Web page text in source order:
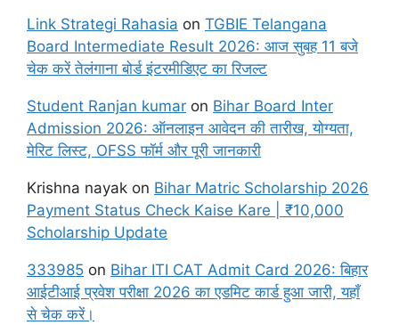
Link Strategi Rahasia on TGBIE Telangana
Board Intermediate Result 2026: आज सुबह 11 बजे
चेक करें तेलंगाना बोर्ड इंटरमीडिएट का रिजल्ट
Student Ranjan kumar on Bihar Board Inter
Admission 2026: ऑनलाइन आवेदन की तारीख, योग्यता,
मेरिट लिस्ट, OFSS फॉर्म और पूरी जानकारी
Krishna nayak on Bihar Matric Scholarship 2026
Payment Status Check Kaise Kare | ₹10,000
Scholarship Update
333985 on Bihar ITI CAT Admit Card 2026: बिहार
आईटीआई प्रवेश परीक्षा 2026 का एडमिट कार्ड हुआ जारी, यहाँ
से चेक करें।